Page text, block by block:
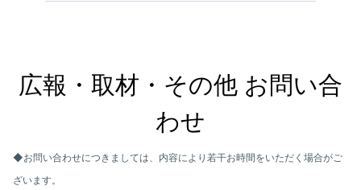
広報・取材・その他 お問い合
わせ
◆お問い合わせにつきましては、内容により若干お時間をいただく場合がご
ざいます。